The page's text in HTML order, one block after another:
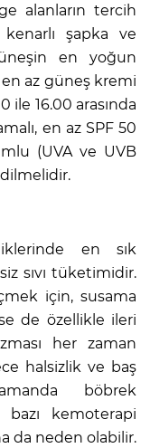
alanların tercih
şapka ve
en yoğun
en az güneş kremi
ile 16.00 arasında
en az SPF 50
(UVA ve UVB
en sık
sıvı tüketimidir.
için, susama
de özellikle ileri
her zaman
halsizlik ve baş
böbrek
bazı kemoterapi
da neden olabilir.